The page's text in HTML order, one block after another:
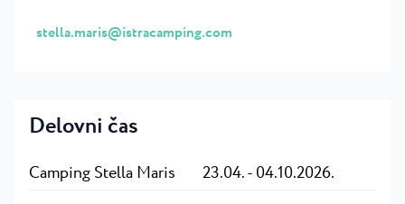
stella.maris@istracamping.com
Delovni čas
Camping Stella Maris
23.04. - 04.10.2026.